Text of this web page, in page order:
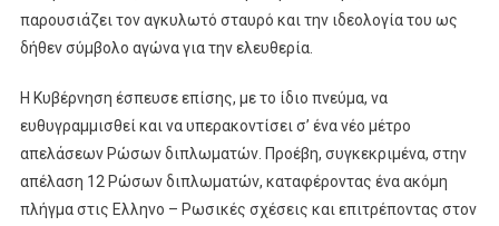
παρουσιάζει τον αγκυλωτό σταυρό και την ιδεολογία του ως
δήθεν σύμβολο αγώνα για την ελευθερία.
Η Κυβέρνηση έσπευσε επίσης, με το ίδιο πνεύμα, να
ευθυγραμμισθεί και να υπερακοντίσει σ’ ένα νέο μέτρο
απελάσεων Ρώσων διπλωματών. Προέβη, συγκεκριμένα, στην
απέλαση 12 Ρώσων διπλωματών, καταφέροντας ένα ακόμη
πλήγμα στις Ελληνο – Ρωσικές σχέσεις και επιτρέποντας στον